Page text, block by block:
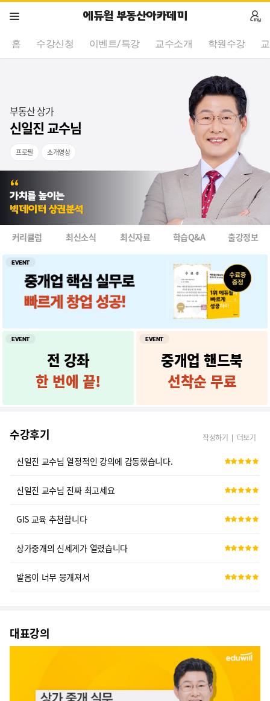
에듀윌 부동산아카데미
홈 수강신청 이벤트/특강 교수소개 학원수강
부동산 상가
신일진 교수님
프로필 소개영상
가치를 높이는
빅데이터 상권분석
커리큘럼 최신소식 최신자료 학습Q&A 출강정보
EVENT
EVENT
전 강좌
한 번에 끝!
EVENT
중개업 핸드북
선착순 무료
수강후기 작성하기 더보기
상가 중개의 핵심만 알려주셔서 좋았습니다.
신일진 교수님 열정적인 강의에 감동했습니다.
신일진 교수님 진짜 최고세요
GIS 교육 추천합니다
상가중개의 신세계가 열렸습니다
발음이 너무 뭉개져서
상가중개마스터
진짜 상가전문컨설턴트를 위한 강의입니다.
대표강의